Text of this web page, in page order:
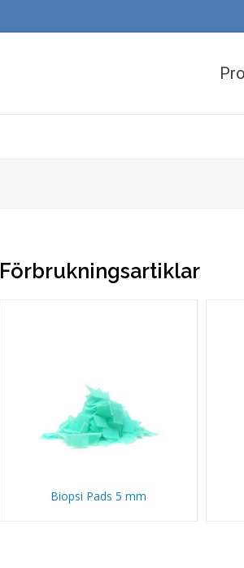
Förbrukningsartiklar
Biopsi Pads 5 mm